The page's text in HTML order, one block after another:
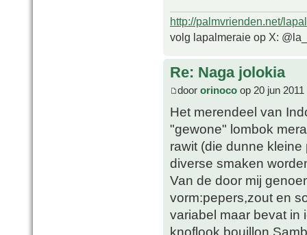
http://palmvrienden.net/
volg lapalmeraie op X:
Re: Naga jolokia
door orinoco op 20 jun 2011
Het merendeel van
"gewone" lombok
rawit (die dunne
diverse smaken
Van de door mij
vorm:pepers,zout en
variabel maar bevat in